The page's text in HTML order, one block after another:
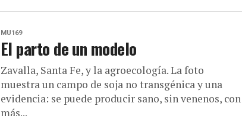
MU169
El parto de un modelo
Zavalla, Santa Fe, y la agroecología. La foto
muestra un campo de soja no transgénica y una
evidencia: se puede producir sano, sin venenos, con
más...